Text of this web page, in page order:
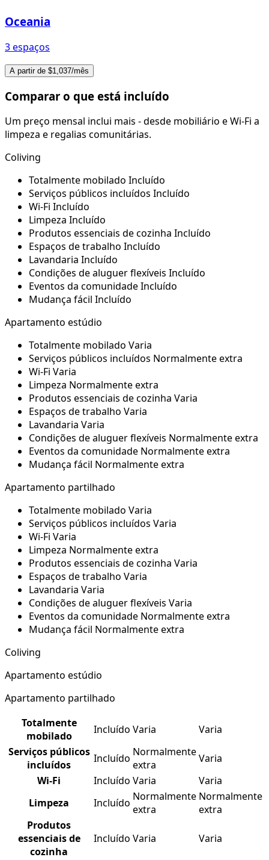
Oceania
3 espaços
A partir de $1,037/mês
Comparar o que está incluído
Um preço mensal inclui mais - desde mobiliário e Wi-Fi a
limpeza e regalias comunitárias.
Coliving
Totalmente mobilado Incluído
Serviços públicos incluídos Incluído
Wi-Fi Incluído
Limpeza Incluído
Produtos essenciais de cozinha Incluído
Espaços de trabalho Incluído
Lavandaria Incluído
Condições de aluguer flexíveis Incluído
Eventos da comunidadeIncluído
Mudança fácil Incluído
Apartamento estúdio
Totalmente mobilado Varia
Serviços públicos incluídos Normalmente extra
Wi-Fi Varia
Limpeza Normalmente extra
Produtos essenciais de cozinha Varia
Espaços de trabalho Varia
Lavandaria Varia
Condições de aluguer flexíveis Normalmente extra
Eventos da comunidade Normalmente extra
Mudança fácil Normalmente extra
Apartamento partilhado
Totalmente mobilado Varia
Serviços públicos incluídos Varia
Wi-Fi Varia
Limpeza Normalmente extra
Produtos essenciais de cozinha Varia
Espaços de trabalho Varia
Lavandaria Varia
Condições de aluguer flexíveis Varia
Eventos da comunidade Normalmente extra
Mudança fácil Normalmente extra
Coliving
Apartamento estúdio
Apartamento partilhado
Totalmente
mobilado
Incluído Varia
Varia
Serviços públicos
incluídos
Incluído Normalmente
extra
Varia
Wi-Fi
Incluído Varia
Varia
Limpeza
Incluído Normalmente
extra
Normalmente
extra
Produtos
essenciais de
cozinha
Incluído Varia Varia